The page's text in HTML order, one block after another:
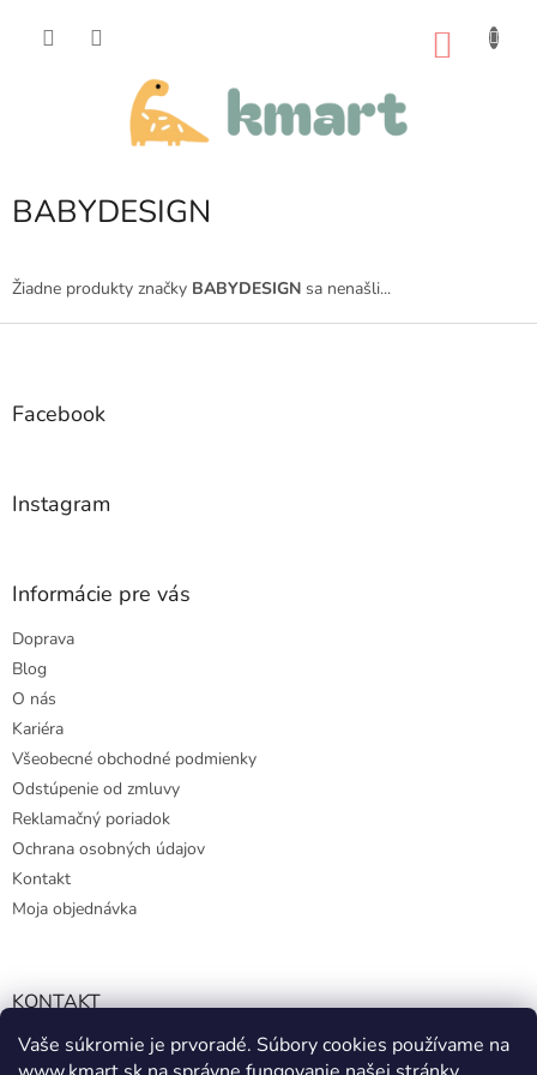
Vaše súkromie je prvoradé. Súbory cookies používame na
BABYDESIGN
Žiadne produkty značky BABYDESIGN sa nenašli...
Z
Facebook
Instagram
Informácie pre vás
Doprava
Blog
O nás
Kariéra
Všeobecné obchodné podmienky
Odstúpenie od zmluvy
Reklamačný poriadok
Ochrana osobných údajov
Kontakt
Moja objednávka
KONTAKT
info@kmart.sk